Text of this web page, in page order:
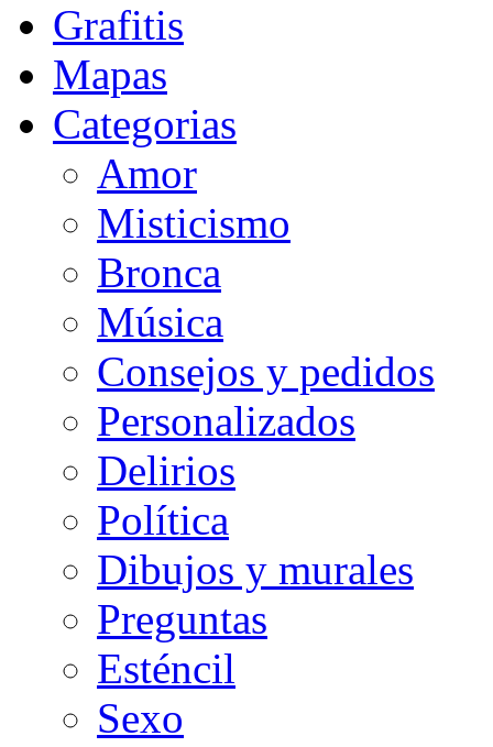
Grafitis
Mapas
Categorias
Amor
Misticismo
Bronca
Música
Consejos y pedidos
Personalizados
Delirios
Política
Dibujos y murales
Preguntas
Esténcil
Sexo